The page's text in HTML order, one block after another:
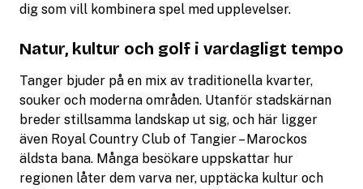
dig som vill kombinera spel med upplevelser.
Natur, kultur och golf i vardagligt tempo
Tanger bjuder på en mix av traditionella kvarter,
souker och moderna områden. Utanför stadskärnan
breder stillsamma landskap ut sig, och här ligger
även Royal Country Club of Tangier – Marockos
äldsta bana. Många besökare uppskattar hur
regionen låter dem varva ner, upptäcka kultur och